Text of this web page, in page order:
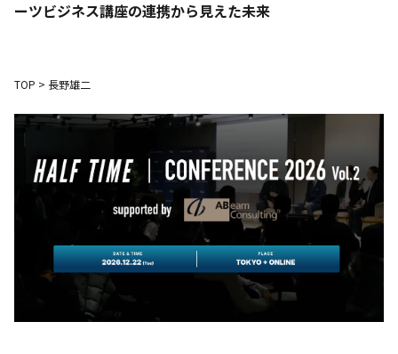
ーツビジネス講座の連携から見えた未来
TOP > 長野雄二